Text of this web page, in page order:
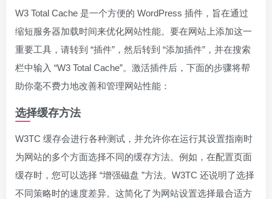
W3 Total Cache 是一个方便的 WordPress 插件，旨在通过
缩短服务器加载时间来优化网站性能。要在网站上添加这一
重要工具，请转到 “插件”，然后转到 “添加插件”，并在搜索
栏中输入 “W3 Total Cache”。激活插件后，下面的步骤将帮
助你毫不费力地改善和管理网站性能：
选择缓存方法
W3TC 缓存会进行各种测试，并允许你在运行其设置指南时
为网站的多个方面选择不同的缓存方法。例如，在配置页面
缓存时，您可以选择 “增强磁盘 ”方法。W3TC 还说明了选择
不同策略时的速度差异。这简化了为网站设置选择最合适方